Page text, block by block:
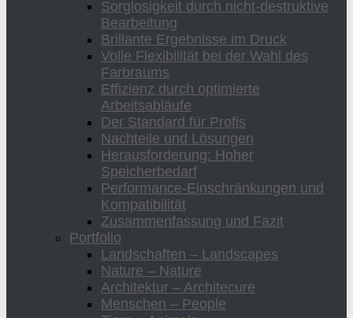
Sorglosigkeit durch nicht-destruktive
Bearbeitung
Brillante Ergebnisse im Druck
Volle Flexibilität bei der Wahl des
Farbraums
Effizienz durch optimierte
Arbeitsabläufe
Der Standard für Profis
Nachteile und Lösungen
Herausforderung: Hoher
Speicherbedarf
Performance-Einschränkungen und
Kompatibilität
Zusammenfassung und Fazit
Portfolio
Landschaften – Landscapes
Nature – Nature
Architektur – Architecure
Menschen – People